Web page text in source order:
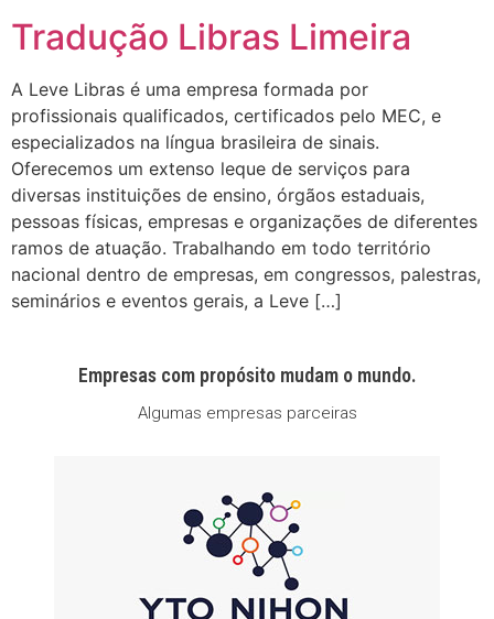
Tradução Libras Limeira
A Leve Libras é uma empresa formada por
profissionais qualificados, certificados pelo MEC, e
especializados na língua brasileira de sinais.
Oferecemos um extenso leque de serviços para
diversas instituições de ensino, órgãos estaduais,
pessoas físicas, empresas e organizações de diferentes
ramos de atuação. Trabalhando em todo território
nacional dentro de empresas, em congressos, palestras,
seminários e eventos gerais, a Leve […]
Empresas com propósito mudam o mundo.
Algumas empresas parceiras